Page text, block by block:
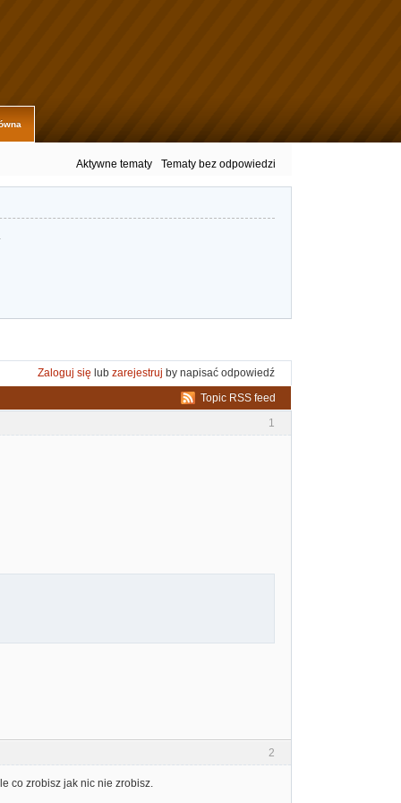
Aktywne tematy Tematy bez odpowiedzi
Zaloguj się lub zarejestruj by napisać odpowiedź
Topic RSS feed
1
2
co zrobisz jak nic nie zrobisz.